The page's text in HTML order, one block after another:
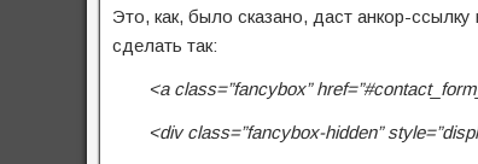
Это, как, было сказано, даст анкор-
сделать так:
<a class=”fancybox”
<div class=”fancybox-hidden”